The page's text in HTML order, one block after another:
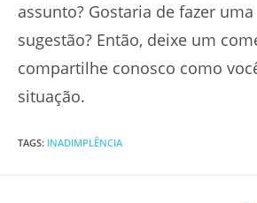
assunto? Gostaria de fazer uma
sugestão? Então, deixe um
compartilhe conosco como
situação.
TAGS: INADIMPLÊNCIA